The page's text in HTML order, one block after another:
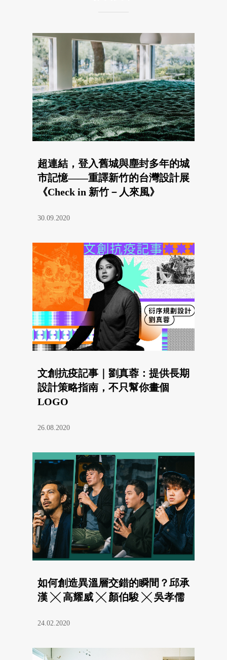
超連結，登入舊城與塵封多年的城
市記憶——重譯新竹的台灣設計展
《Check in 新竹－人來風》
30.09.2020
文創抗疫記事｜劉真蓉：提供長期
設計策略指南，不只幫你畫個
LOGO
26.08.2020
如何創造異溫層交錯的瞬間？邱承
漢 ╳ 高耀威 ╳ 顏伯駿 ╳ 吳孝儒
24.02.2020